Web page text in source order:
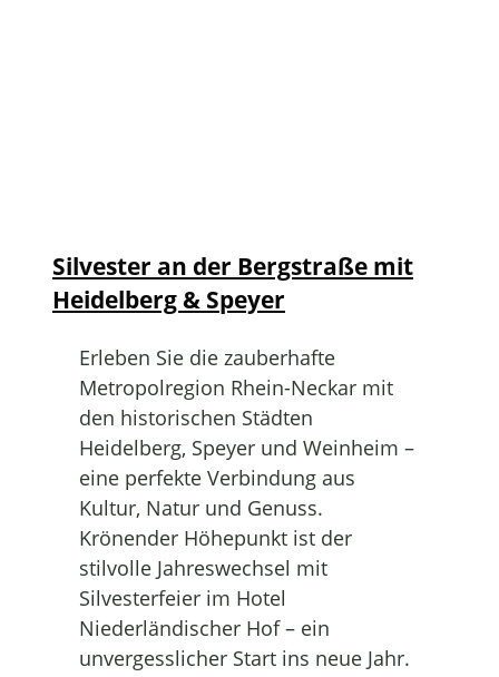
Silvester an der Bergstraße mit
Heidelberg & Speyer
Erleben Sie die zauberhafte
Metropolregion Rhein-Neckar mit
den historischen Städten
Heidelberg, Speyer und Weinheim –
eine perfekte Verbindung aus
Kultur, Natur und Genuss.
Krönender Höhepunkt ist der
stilvolle Jahreswechsel mit
Silvesterfeier im Hotel
Niederländischer Hof – ein
unvergesslicher Start ins neue Jahr.